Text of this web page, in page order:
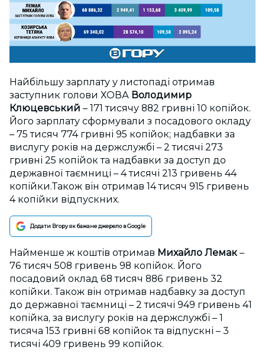
Найбільшу зарплату у листопаді отримав
заступник голови ХОВА Володимир
Клюцевський – 171 тисячу 882 гривні 10 копійок.
Його зарплату сформували з посадового окладу
– 75 тисяч 774 гривні 95 копійок; надбавки за
вислугу років на держслужбі – 2 тисячі 273
гривні 25 копійок та надбавки за доступ до
державної таємниці – 4 тисячі 213 гривень 44
копійки.Також він отримав 14 тисяч 915 гривень
4 копійки відпускних.
Додати Вгору як бажане джерело в Google
Найменше ж коштів отримав Михайло Лемак –
76 тисяч 508 гривень 98 копійок. Його
посадовий оклад 68 тисяч 886 гривень 32
копійки. Також він отримав надбавку за доступ
до державної таємниці – 2 тисячі 949 гривень 41
копійка, за вислугу років на держслужбі – 1
тисяча 153 гривні 68 копійок та відпускні – 3
тисячі 409 гривень 99 копійок.